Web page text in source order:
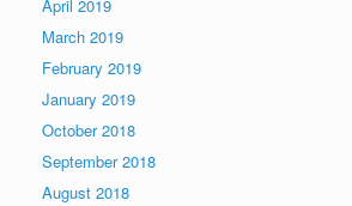
April 2019
March 2019
February 2019
January 2019
October 2018
September 2018
August 2018